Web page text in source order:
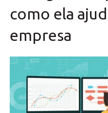
como ela
empresa